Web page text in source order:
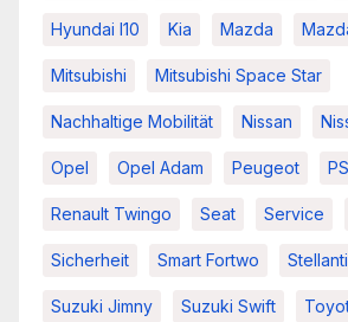
Hyundai I10 Kia Mazda
Mitsubishi Mitsubishi Space Star
Nachhaltige Mobilität Nissan
Opel Opel Adam Peugeot
Renault Twingo Seat Service
Sicherheit Smart Fortwo
Suzuki Jimny Suzuki Swift